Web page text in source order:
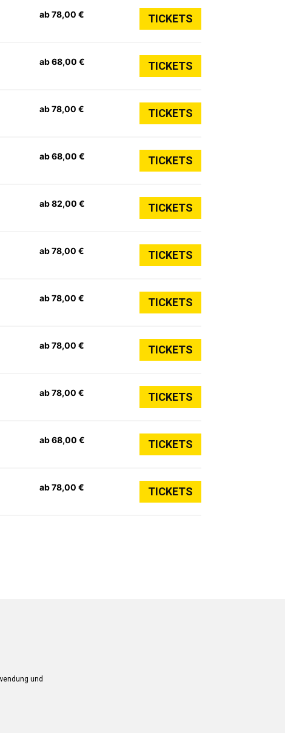
ab 78,00 € TICKETS
ab 68,00 € TICKETS
ab 78,00 € TICKETS
ab 68,00 € TICKETS
ab 82,00 € TICKETS
ab 78,00 € TICKETS
ab 78,00 € TICKETS
ab 78,00 € TICKETS
ab 78,00 € TICKETS
ab 68,00 € TICKETS
ab 78,00 € TICKETS
und